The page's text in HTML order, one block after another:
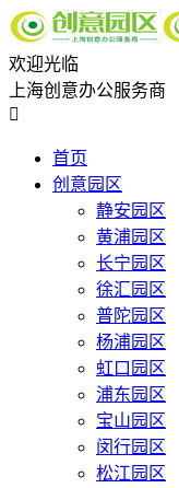
欢迎光临
上海创意办公服务商

首页
创意园区
静安园区
黄浦园区
长宁园区
徐汇园区
普陀园区
杨浦园区
虹口园区
浦东园区
宝山园区
闵行园区
松江园区